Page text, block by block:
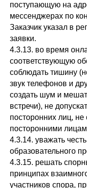
поступающую на
мессенджерах по
Заказчик указал в
заявки.
4.3.13. во время
соответствующую
соблюдать тишину
звук телефонов и
создать шум и
встречи), не
посторонних лиц,
посторонними
4.3.14. уважать
образовательного
4.3.15. решать
принципах
участников спора,